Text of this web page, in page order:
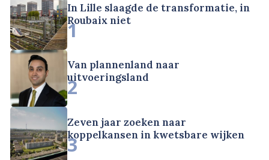
In Lille slaagde de transformatie, in
Roubaix niet
1
Van plannenland naar
uitvoeringsland
2
Zeven jaar zoeken naar
koppelkansen in kwetsbare wijken
3